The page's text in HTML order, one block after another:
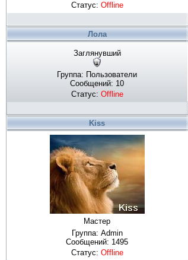
Статус: Offline
Лола
Заглянувший
Группа: Пользователи
Сообщений: 10
Статус: Offline
Kiss
Мастер
Группа: Admin
Сообщений: 1495
Статус: Offline